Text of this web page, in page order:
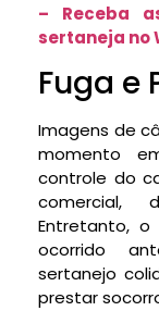
– Receba
sertaneja no
Fuga e
Imagens de
momento
controle do
comercial,
Entretanto,
ocorrido
sertanejo
prestar